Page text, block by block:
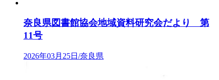
奈良県図書館協会地域資料研究会だより 第
11号
2026年03月25日/奈良県